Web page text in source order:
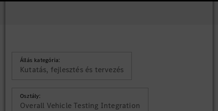
Állás kategória:
Kutatás, fejlesztés és tervezés
Osztály:
Overall Vehicle Testing Integration